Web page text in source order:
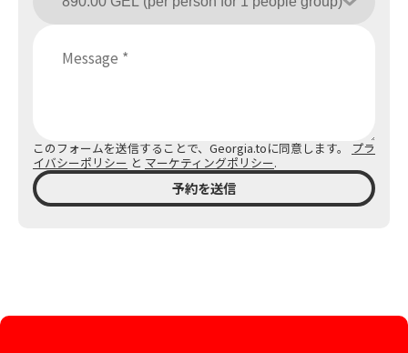
このフォームを送信することで、Georgia.toに同意します。
プラ
イバシーポリシー と マーケティングポリシー.
予約を送信